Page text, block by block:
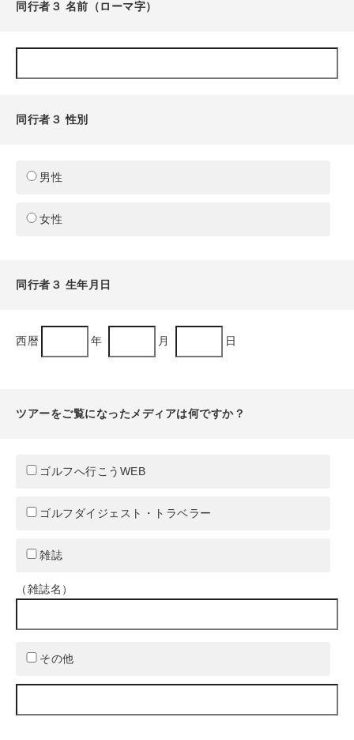
同行者３ 名前（ローマ字）
同行者３ 性別
男性
女性
同行者３ 生年月日
西暦 年 月 日
ツアーをご覧になったメディアは何ですか？
ゴルフへ行こうWEB
ゴルフダイジェスト・トラベラー
雑誌
（雑誌名）
その他